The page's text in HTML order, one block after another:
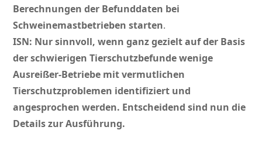
Berechnungen der Befunddaten bei
Schweinemastbetrieben starten.
ISN: Nur sinnvoll, wenn ganz gezielt auf der Basis
der schwierigen Tierschutzbefunde wenige
Ausreißer-Betriebe mit vermutlichen
Tierschutzproblemen identifiziert und
angesprochen werden. Entscheidend sind nun die
Details zur Ausführung.